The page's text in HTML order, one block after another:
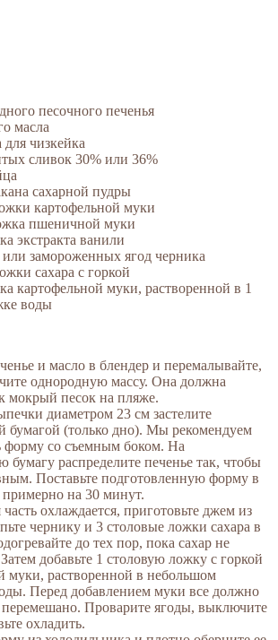
песочного печенья
масла
для чизкейка
сливок 30% или 36%
сахарной пудры
картофельной муки
пшеничной муки
экстракта ванили
замороженных ягод черника
сахара с горкой
картофельной муки, растворенной в 1
воды
и масло в блендер и перемалывайте,
однородную массу. Она должна
мокрый песок на пляже.
диаметром 23 см застелите
бумагой (только дно). Мы рекомендуем
форму со съемным боком. На
бумагу распределите печенье так, чтобы
Поставьте подготовленную форму в
на 30 минут.
охлаждается, приготовьте джем из
чернику и 3 столовые ложки сахара в
до тех пор, пока сахар не
добавьте 1 столовую ложку с горкой
муки, растворенной в небольшом
Перед добавлением муки все должно
Проварите ягоды, выключите
охладить.